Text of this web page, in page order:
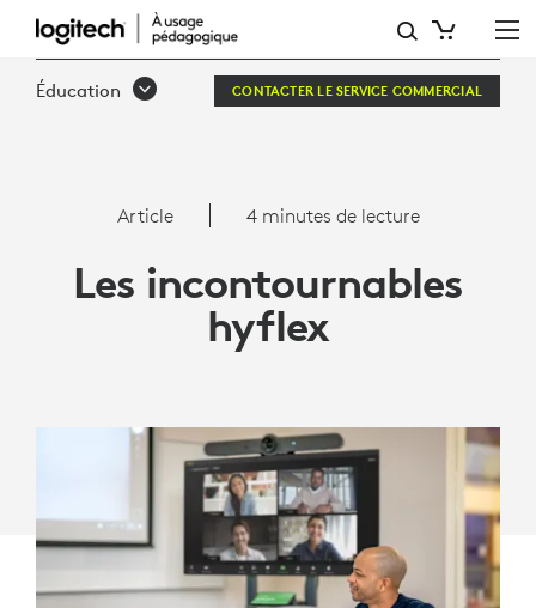
LES
INCONTOURNABLES
LOGITECH
POUR
PROFESSIONNELS
Éducation CONTACTER LE SERVICE COMMERCIAL
Article 4 minutes de lecture
Les incontournables
hyflex